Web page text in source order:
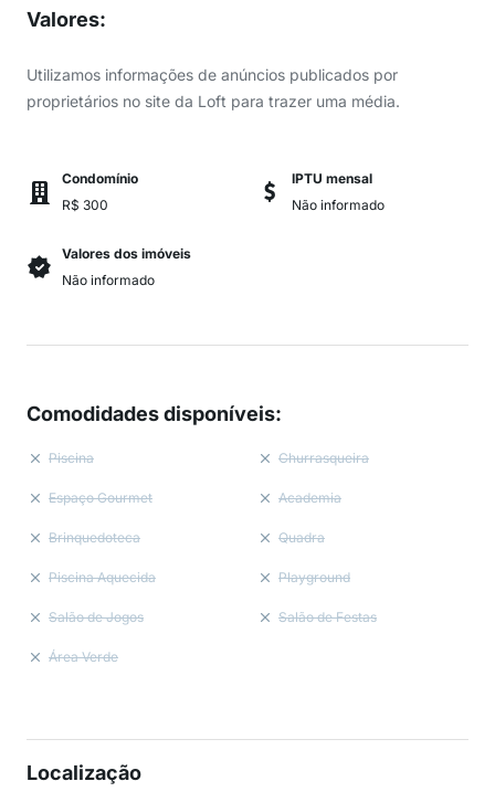
Valores:
Utilizamos informações de anúncios publicados por
proprietários no site da Loft para trazer uma média.
Condomínio
R$ 300
IPTU mensal
Não informado
Valores dos imóveis
Não informado
Comodidades disponíveis:
Piscina Churrasqueira
Espaço Gourmet Academia
Brinquedoteca Quadra
Piscina Aquecida Playground
Salão de Jogos Salão de Festas
Área Verde
Localização